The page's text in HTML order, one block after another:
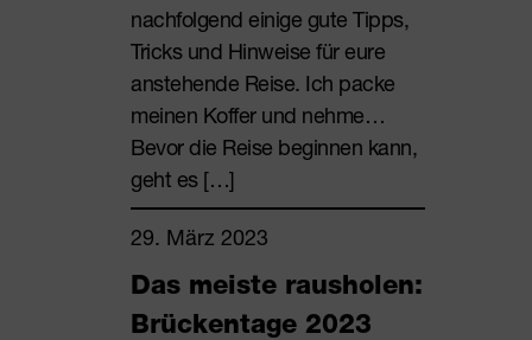
nachfolgend einige gute Tipps,
Tricks und Hinweise für eure
anstehende Reise. Ich packe
meinen Koffer und nehme…
Bevor die Reise beginnen kann,
geht es […]
29. März 2023
Das meiste rausholen:
Brückentage 2023